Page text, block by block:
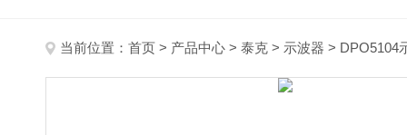
当前位置： 首页 > 产品中心 > 泰克 > 示波器 > DPO5104